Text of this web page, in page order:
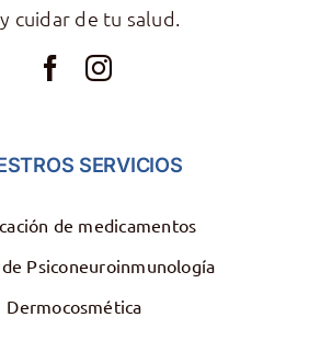
cuidar de tu salud.
SERVICIOS
de medicamentos
Psiconeuroinmunología
Dermocosmética